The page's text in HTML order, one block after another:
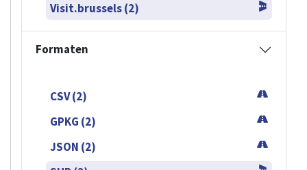
Visit.brussels (2)
Formaten
CSV (2)
GPKG (2)
JSON (2)